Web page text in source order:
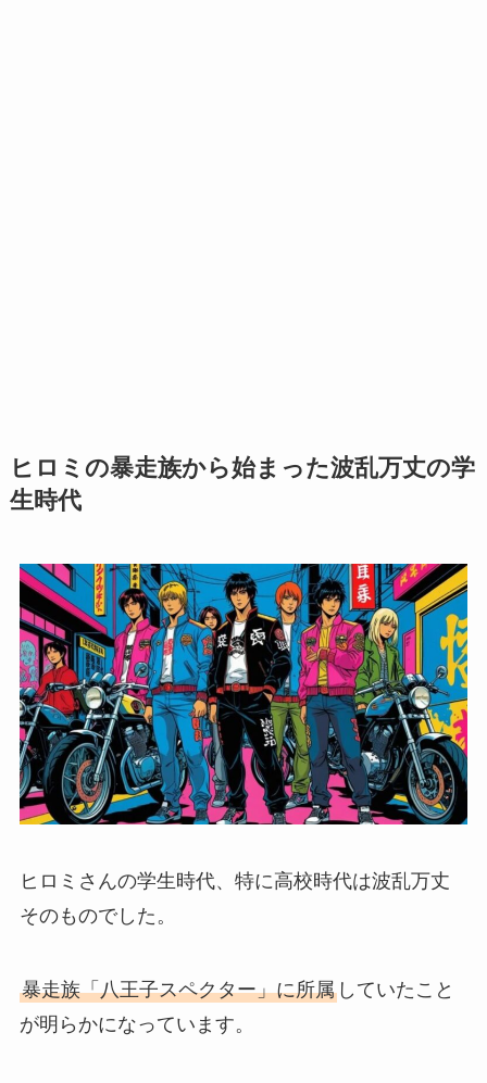
ヒロミの暴走族から始まった波乱万丈の学
生時代
ヒロミさんの学生時代、特に高校時代は波乱万丈
そのものでした。
暴走族「八王子スペクター」に所属していたこと
が明らかになっています。